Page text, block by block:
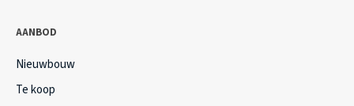
AANBOD
Nieuwbouw
Te koop